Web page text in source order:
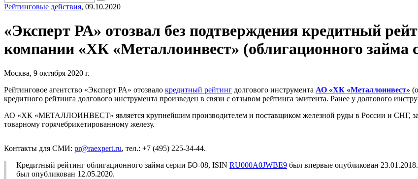
Рейтинговые действия, 09.10.2020
«Эксперт РА» отозвал без подтверждения кредитный
компании «ХК «Металлоинвест» (облигационного займа
Москва, 9 октября 2020 г.
Рейтинговое агентство «Эксперт РА» отозвало кредитный рейтинг долгового инструмента АО «ХК «Металлоинвест»
кредитного рейтинга долгового инструмента произведен в связи с отзывом рейтинга эмитента. Ранее у долгового
АО «ХК «МЕТАЛЛОИНВЕСТ» является крупнейшим производителем и поставщиком железной руды в России и СНГ,
товарному горячебрикетированному железу.
Контакты для СМИ: pr@raexpert.ru, тел.: +7 (495) 225-34-44.
Кредитный рейтинг облигационного займа серии БО-08, ISIN RU000A0JWBE9 был впервые опубликован
был опубликован 12.05.2020.